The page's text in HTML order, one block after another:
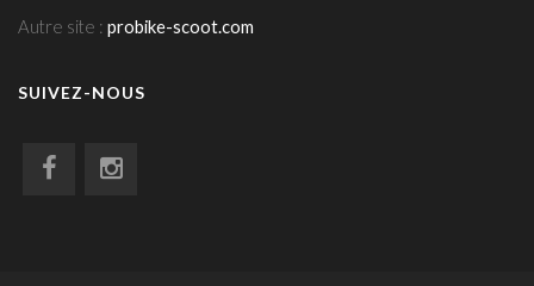
Autre site : probike-scoot.com
SUIVEZ-NOUS